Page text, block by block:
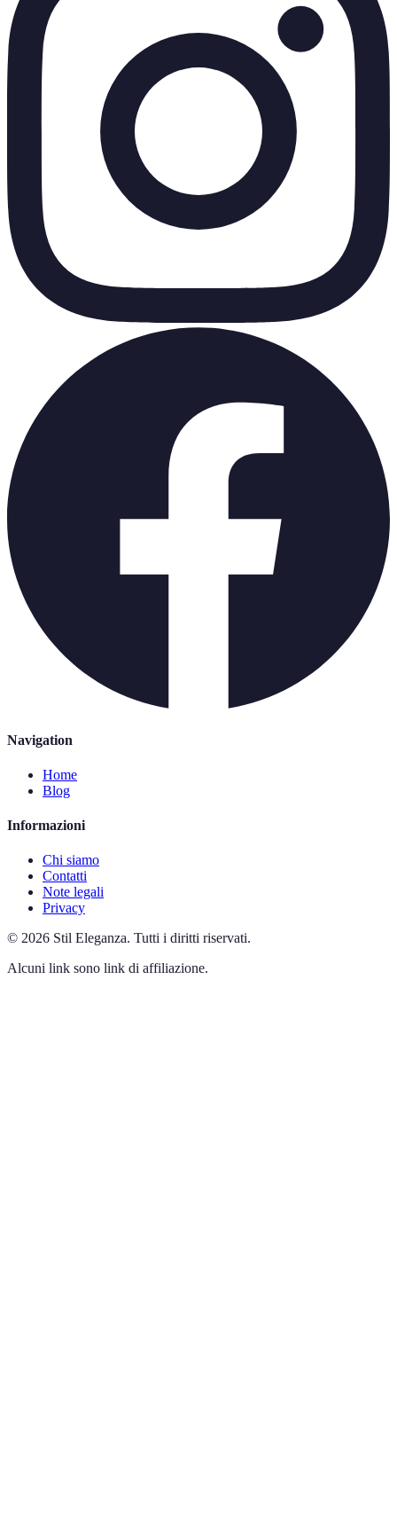
Navigation
Home
Blog
Informazioni
Chi siamo
Contatti
Note legali
Privacy
© 2026 Stil Eleganza. Tutti i diritti riservati.
Alcuni link sono link di affiliazione.